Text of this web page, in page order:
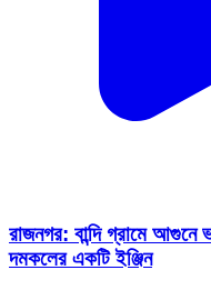
রাজনগর: বান্দি গ্রামে আগুনে
দমকলের একটি ইঞ্জিন